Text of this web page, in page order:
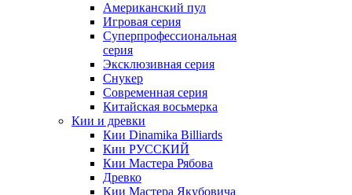
Американский пул
Игровая серия
Суперпрофессиональная
серия
Эксклюзивная серия
Снукер
Современная серия
Китайская восьмерка
Кии и древки
Кии Dinamika Billiards
Кии РУССКИЙ
Кии Мастера Рябова
Древко
Кии Мастера Якубовича